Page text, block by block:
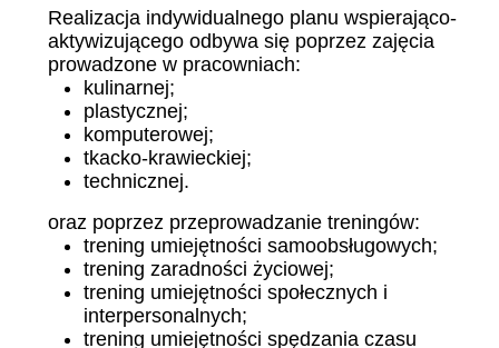
Realizacja indywidualnego planu wspierająco-
aktywizującego odbywa się poprzez zajęcia
prowadzone w pracowniach:
kulinarnej;
plastycznej;
komputerowej;
tkacko-krawieckiej;
technicznej.
oraz poprzez przeprowadzanie treningów:
trening umiejętności samoobsługowych;
trening zaradności życiowej;
trening umiejętności społecznych i
interpersonalnych;
trening umiejętności spędzania czasu